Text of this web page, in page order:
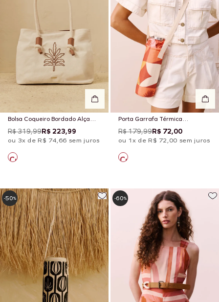
Bolsa Coqueiro Bordado Alça
Corda
R$ 319,99R$ 223,99
ou 3x de R$ 74,66 sem juros
Porta Garrafa Térmica
Estampado Jaçanã
R$ 179,99R$ 72,00
ou 1x de R$ 72,00 sem juros
-50% -60%